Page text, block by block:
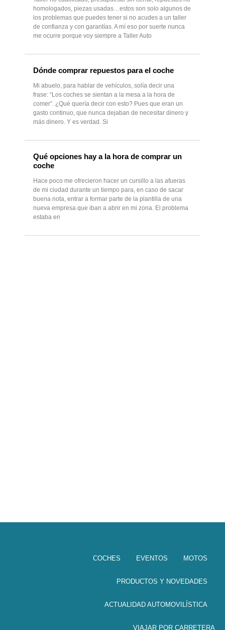
homologados, piezas usadas…estos son solo algunos de
los problemas que puedes tener si no acudes a un taller
de confianza y con garantías. A mí eso por suerte nunca
me ocurre porque voy siempre a Taller Auto
Dónde comprar repuestos para el coche
Mi abuelo, para hablar de vehículos, solía decir una
frase: “Los coches se sientan a la mesa a la hora de
comer”. ¿Qué quería decir con esto? Pues que eran un
gasto continuo, que nunca dejaban de necesitar dinero y
más dinero. Y es verdad. Si
Qué opciones hay a la hora de comprar un
coche
Hace poco me ofrecieron hacer un cursillo a las afueras
de mi ciudad durante un tiempo para, en caso de sacar
buena nota, entrar a formar parte de la plantilla de una
nueva empresa que iban a abrir en mi zona. El problema
estaba en
COCHES EVENTOS MOTOS
PRODUCTOS Y NOVEDADES
ACTUALIDAD AUTOMOVILÍSTICA
VIAJAR POR CARRETERA